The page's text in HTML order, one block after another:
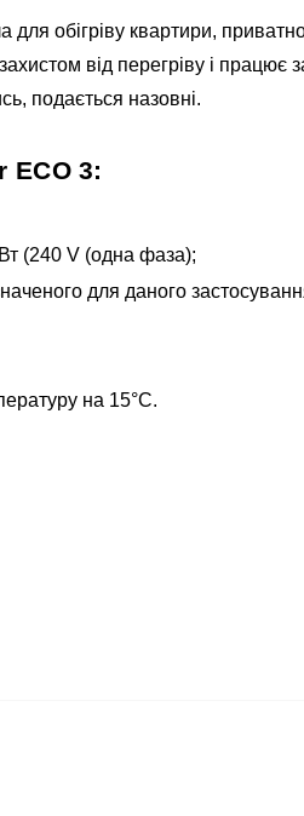
обігріву квартири,
від перегріву і працює
подається назовні.
ECO 3:
(240 V (одна фаза);
для даного
на 15°C.